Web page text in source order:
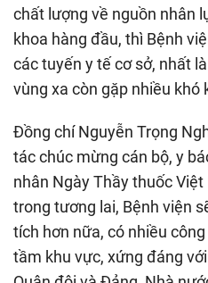
chất lượng về nguồn nhân
khoa hàng đầu, thì Bệnh
các tuyến y tế cơ sở, nhất
vùng xa còn gặp nhiều khó
Đồng chí Nguyễn Trọng
tác chúc mừng cán bộ, y
nhân Ngày Thầy thuốc
trong tương lai, Bệnh viện
tích hơn nữa, có nhiều
tầm khu vực, xứng đáng